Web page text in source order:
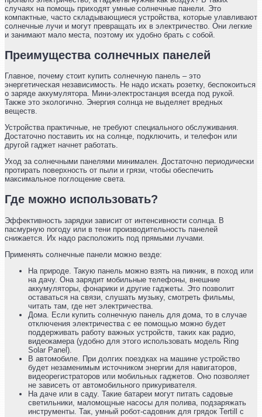
случаях на помощь приходят умные солнечные панели. Это
компактные, часто складывающиеся устройства, которые улавливают
солнечные лучи и могут превращать их в электричество. Они легкие
и занимают мало места, поэтому их удобно брать с собой.
Преимущества солнечных панелей
Главное, почему стоит купить солнечную панель – это
энергетическая независимость. Не надо искать розетку, беспокоиться
о заряде аккумулятора. Мини-электростанция всегда под рукой.
Также это экологично. Энергия солнца не выделяет вредных
веществ.
Устройства практичные, не требуют специального обслуживания.
Достаточно поставить их на солнце, подключить, и телефон или
другой гаджет начнет работать.
Уход за солнечными панелями минимален. Достаточно периодически
протирать поверхность от пыли и грязи, чтобы обеспечить
максимальное поглощение света.
Где можно использовать?
Эффективность зарядки зависит от интенсивности солнца. В
пасмурную погоду или в тени производительность панелей
снижается. Их надо расположить под прямыми лучами.
Применять солнечные панели можно везде:
На природе. Такую панель можно взять на пикник, в поход или
на дачу. Она зарядит мобильные телефоны, внешние
аккумуляторы, фонарики и другие гаджеты. Это позволит
оставаться на связи, слушать музыку, смотреть фильмы,
читать там, где нет электричества.
Дома. Если купить солнечную панель для дома, то в случае
отключения электричества с ее помощью можно будет
поддерживать работу важных устройств, таких как радио,
видеокамера (удобно для этого использовать модель Ring
Solar Panel).
В автомобиле. При долгих поездках на машине устройство
будет незаменимым источником энергии для навигаторов,
видеорегистраторов или мобильных гаджетов. Оно позволяет
не зависеть от автомобильного прикуривателя.
На даче или в саду. Такие батареи могут питать садовые
светильники, маломощные насосы для полива, подзаряжать
инструменты. Так, умный робот-садовник для грядок Tertill с